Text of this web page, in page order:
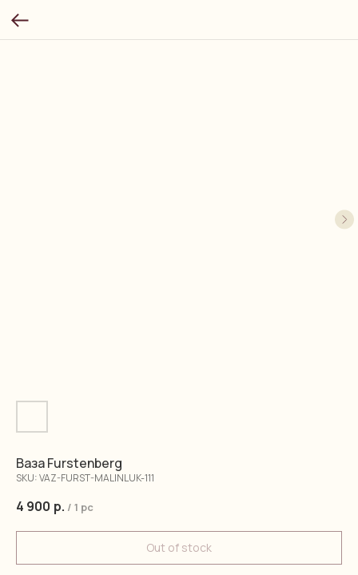
Ваза Furstenberg
SKU:VAZ-FURST-MALINLUK-111
4 900 р. / 1 pc
Out of stock